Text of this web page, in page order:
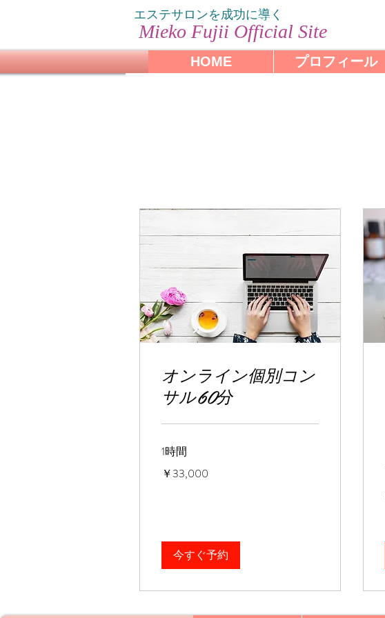
エステサロンを成功に導く
Mieko Fujii Official Site
HOME プロフィール
オンライン個別コン
サル60分
1時間
円
￥33,000
今すぐ予約